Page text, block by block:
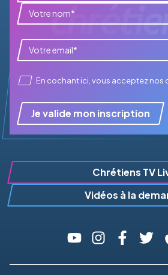
En cochant ici, vous accepteznos
Je valide mon inscription
Chrétiens TV
Vidéos à la